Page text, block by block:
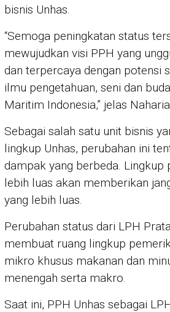
bisnis Unhas.
“Semoga peningkatan status
mewujudkan visi PPH yang
dan terpercaya dengan potensi
ilmu pengetahuan, seni dan
Maritim Indonesia,” jelas
Sebagai salah satu unit bisnis
lingkup Unhas, perubahan ini
dampak yang berbeda. Lingkup
lebih luas akan memberikan
yang lebih luas.
Perubahan status dari LPH
membuat ruang lingkup
mikro khusus makanan dan
menengah serta makro.
Saat ini, PPH Unhas sebagai